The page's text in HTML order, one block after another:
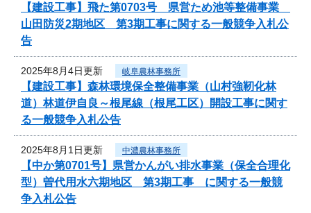
【建設工事】飛た第0703号 県営ため池等整備事業
山田防災2期地区 第3期工事に関する一般競争入札公
告
2025年8月4日更新 岐阜農林事務所
【建設工事】森林環境保全整備事業（山村強靭化林
道）林道伊自良～根尾線（根尾工区）開設工事に関す
る一般競争入札公告
2025年8月1日更新 中濃農林事務所
【中か第0701号】県営かんがい排水事業（保全合理化
型）曽代用水六期地区 第3期工事 に関する一般競
争入札公告